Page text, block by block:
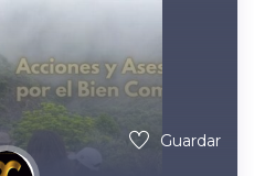
Guardar